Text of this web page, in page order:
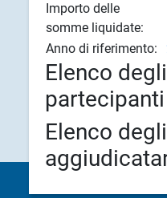
Importo delle
somme liquidate:
Anno di riferimento:
Elenco
partecipanti
Elenco